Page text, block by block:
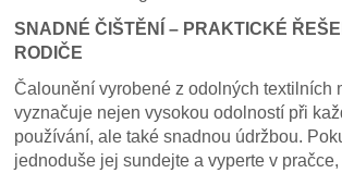
SNADNÉ ČIŠTĚNÍ – PRAKTICKÉ
RODIČE
Čalounění vyrobené z odolných textilních
vyznačuje nejen vysokou odolností při
používání, ale také snadnou údržbou.
jednoduše jej sundejte a vyperte v